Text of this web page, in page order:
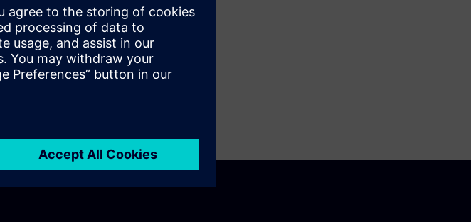
matters,